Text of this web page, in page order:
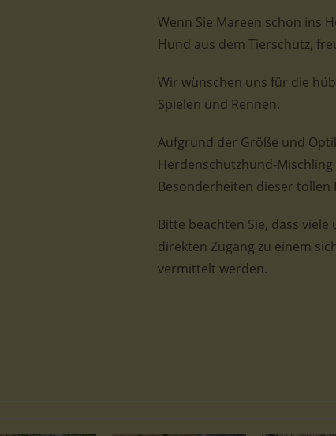
Wenn Sie Mareen schon ins
Hund aus dem Tierschutz,
Wir wünschen uns für die
Spielen und Rennen.
Aufgrund der Größe und
Herdenschutzhund-
Besonderheiten dieser tollen
Bitte beachten Sie, dass
direkten Zugang zu einem
vermittelt werden.